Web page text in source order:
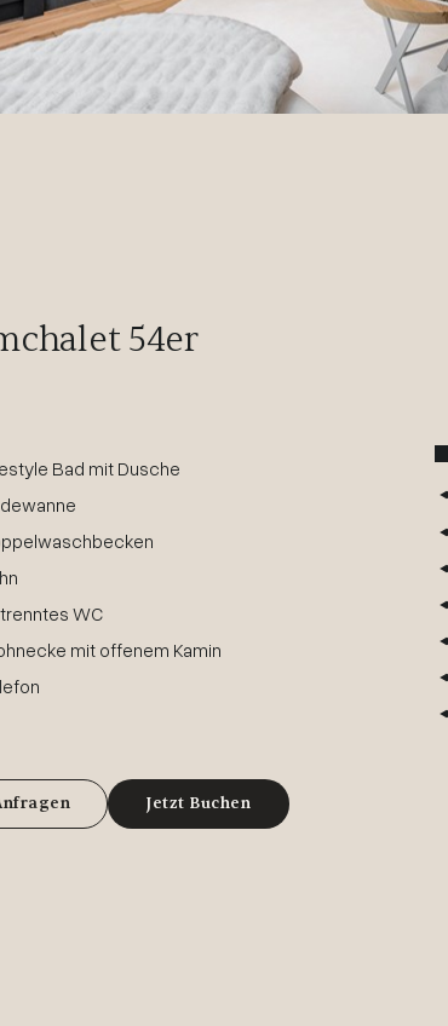
54er
Bad mit Dusche
WC
mit offenem Kamin
Jetzt Buchen